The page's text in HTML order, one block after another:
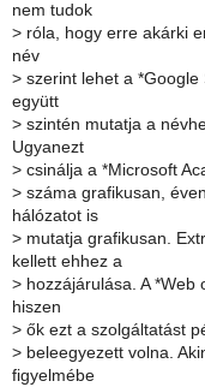
nem tudok
> róla, hogy erre akárki
név
> szerint lehet a *Google
együtt
> szintén mutatja a
Ugyanezt
> csinálja a *Microsoft
> száma grafikusan,
hálózatot is
> mutatja grafikusan.
kellett ehhez a
> hozzájárulása. A
hiszen
> ők ezt a szolgáltatást
> beleegyezett volna.
figyelmébe